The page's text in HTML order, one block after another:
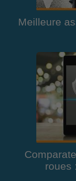
Meilleure
roues